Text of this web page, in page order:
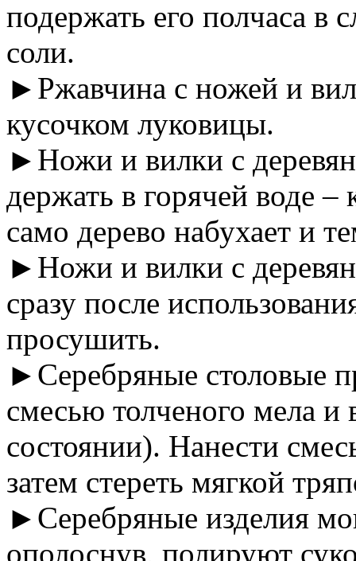
подержать его полчаса в
соли.
►Ржавчина с ножей и
кусочком луковицы.
►Ножи и вилки с
держать в горячей воде –
само дерево набухает и
►Ножи и вилки с
сразу после
просушить.
►Серебряные столовые
смесью толченого мела
состоянии). Нанести
затем стереть мягкой
►Серебряные изделия
ополоснув, полируют